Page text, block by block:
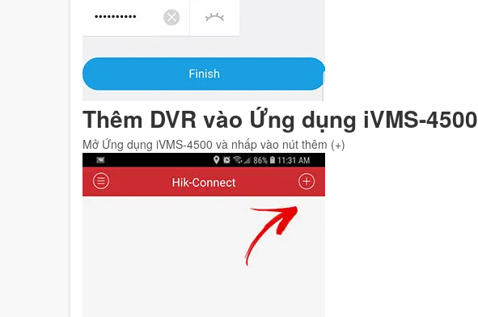
Thêm DVR vào Ứng dụng iVMS-4500
Mở Ứng dụng iVMS-4500 và nhấp vào nút thêm (+)